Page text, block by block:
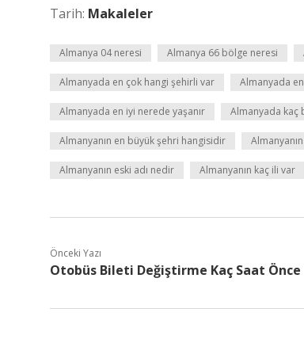
Tarih: Makaleler
Almanya 04 neresi Almanya 66 bölge neresi
Almanyada en çok hangi şehirli var Almanyada
Almanyada en iyi nerede yaşanır Almanyada kaç
Almanyanın en büyük şehri hangisidir
Almanyanın eski adı nedir Almanyanın kaç ili var
Önceki Yazı
Otobüs Bileti Değiştirme Kaç Saat